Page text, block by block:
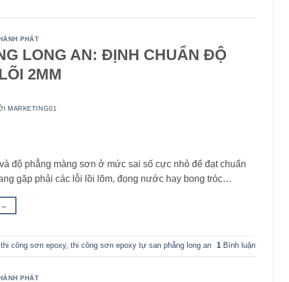
PHÁT
LONG AN: ĐỊNH CHUẨN ĐỘ
2MM
MARKETING01
độ phẳng màng sơn ở mức sai số cực nhỏ để đạt chuẩn
gặp phải các lỗi lồi lõm, đọng nước hay bong tróc…
→
thi công sơn epoxy, thi công sơn epoxy tự san phẳng long an 1 Bình luận
PHÁT